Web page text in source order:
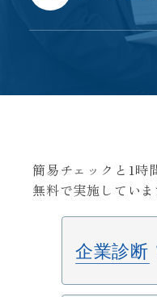
簡易チェックと1時
無料で実施していま